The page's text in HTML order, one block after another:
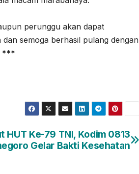
perunggu akan dapat
semoga berhasil pulang dengan
***
HUT Ke-79 TNI, Kodim 0813
Gelar Bakti Kesehatan